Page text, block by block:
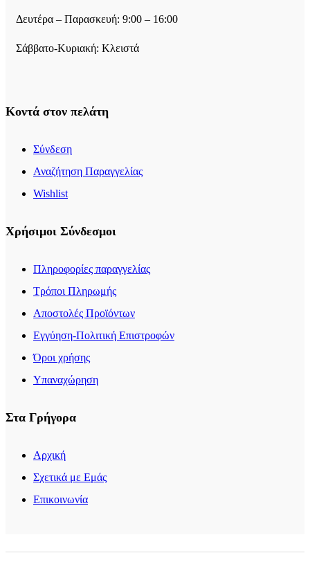
Δευτέρα – Παρασκευή: 9:00 – 16:00
Σάββατο-Κυριακή: Κλειστά
Κοντά στον πελάτη
Σύνδεση
Αναζήτηση Παραγγελίας
Wishlist
Χρήσιμοι Σύνδεσμοι
Πληροφορίες παραγγελίας
Τρόποι Πληρωμής
Αποστολές Προϊόντων
Εγγύηση-Πολιτική Επιστροφών
Όροι χρήσης
Υπαναχώρηση
Στα Γρήγορα
Αρχική
Σχετικά με Εμάς
Επικοινωνία